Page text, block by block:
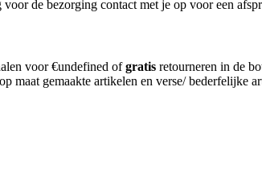
de bezorging contact met je op voor een
voor €undefined ofgratis retourneren in de
maat gemaakte artikelen en verse/ bederfelijke